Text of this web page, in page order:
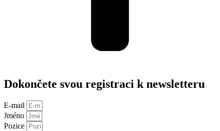
Dokončete svou registraci k newsletteru
E-mail
Jméno
Pozice